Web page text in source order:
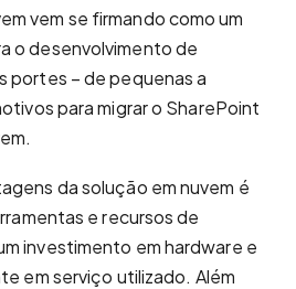
vem se firmando como um
o desenvolvimento de
portes – de pequenas a
para migrar o SharePoint
da solução em nuvem é
e recursos de
investimento em hardware e
em serviço utilizado. Além